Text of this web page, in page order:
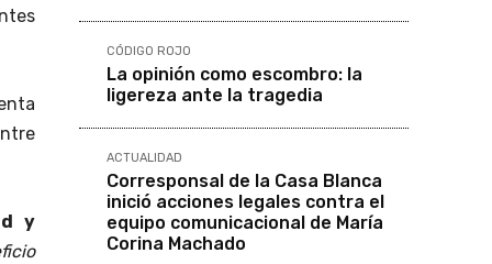
y
CÓDIGO ROJO
La opinión como escombro: la
ligereza ante la tragedia
ACTUALIDAD
Corresponsal de la Casa Blanca
inició acciones legales contra el
equipo comunicacional de María
Corina Machado